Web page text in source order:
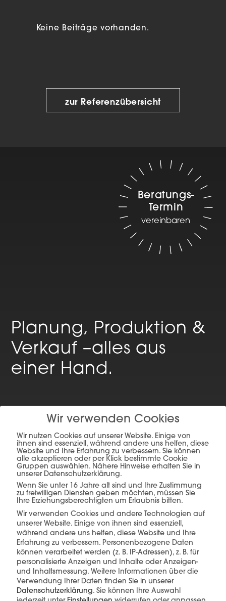
Keine Beiträge vorhanden.
zur Referenzübersicht
Planung, Produktion &
Verkauf –alles aus
einer Hand.
mehr erfahren
Beratungs-
Termin
vereinbaren
Diese Produkte könnten Sie auch
interessieren
Wir verwenden Cookies
Wir nutzen Cookies auf unserer Website. Einige von
ihnen sind essenziell, während andere uns helfen, diese
Website und Ihre Erfahrung zu verbessern. Sie können
alle akzeptieren oder per Klick bestimmte Cookie
Gruppen auswählen. Nähere Hinweise erhalten Sie in
unserer Datenschutzerklärung.
Wenn Sie unter 16 Jahre alt sind und Ihre Zustimmung
zu freiwilligen Diensten geben möchten, müssen Sie
Ihre Erziehungsberechtigten um Erlaubnis bitten.
Wir verwenden Cookies und andere Technologien auf
unserer Website. Einige von ihnen sind essenziell,
während andere uns helfen, diese Website und Ihre
Erfahrung zu verbessern. Personenbezogene Daten
können verarbeitet werden (z. B. IP-Adressen), z. B. für
personalisierte Anzeigen und Inhalte oder Anzeigen-
und Inhaltsmessung. Weitere Informationen über die
Verwendung Ihrer Daten finden Sie in unserer
Datenschutzerklärung. Sie können Ihre Auswahl